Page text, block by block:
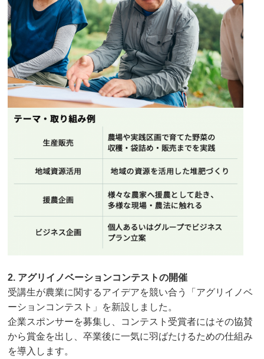
2. アグリイノベーションコンテストの開催
受講生が農業に関するアイデアを競い合う「アグリイノベ
ーションコンテスト」を新設しました。
企業スポンサーを募集し、コンテスト受賞者にはその協賛
から賞金を出し、卒業後に一気に羽ばたけるための仕組み
を導入します。